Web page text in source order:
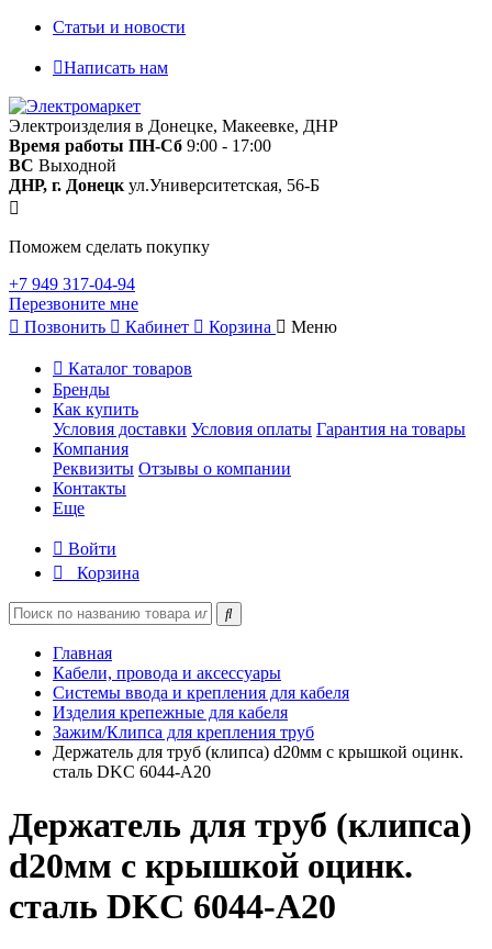
Статьи и новости
Написать нам
Электроизделия в Донецке, Макеевке, ДНР
Время работы ПН-Сб 9:00 - 17:00
ВС Выходной
ДНР, г. Донецк ул.Университетская, 56-Б
Поможем сделать покупку
+7 949 317-04-94
Перезвоните мне
Позвонить
Кабинет Корзина Меню
Каталог товаров
Бренды
Как купить
Условия доставки Условия оплаты Гарантия на товары
Компания
Реквизиты Отзывы о компании
Контакты
Еще
Войти
Корзина
Главная
Кабели, провода и аксессуары
Системы ввода и крепления для кабеля
Изделия крепежные для кабеля
Зажим/Клипса для крепления труб
Держатель для труб (клипса) d20мм с крышкой оцинк.
сталь DKC 6044-A20
Держатель для труб (клипса)
d20мм с крышкой оцинк.
сталь DKC 6044-A20